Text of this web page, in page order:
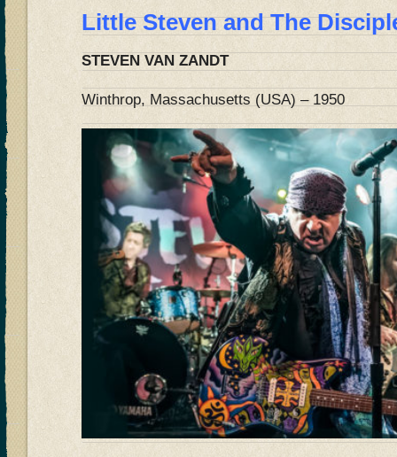
Little Steven and The
STEVEN VAN ZANDT
Winthrop, Massachusetts (USA) – 1950